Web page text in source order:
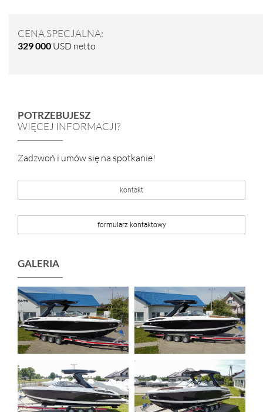
CENA SPECJALNA:
329 000 USD netto
POTRZEBUJESZ
WIĘCEJ INFORMACJI?
Zadzwoń i umów się na spotkanie!
kontakt
formularz kontaktowy
GALERIA